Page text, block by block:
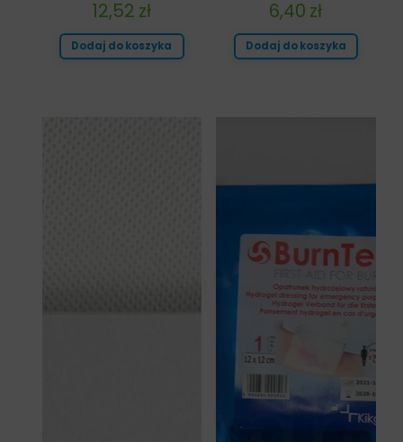
6,40 zł
Dodaj do koszyka
12,52 zł
Dodaj do koszyka